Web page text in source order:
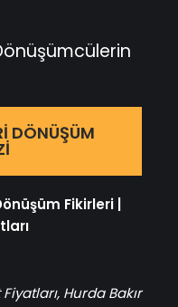
DÖNÜŞÜM
Fikirleri|
Fiyatları, Hurda Bakır